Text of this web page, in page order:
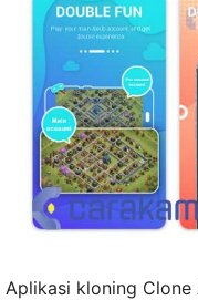
Aplikasi kloning